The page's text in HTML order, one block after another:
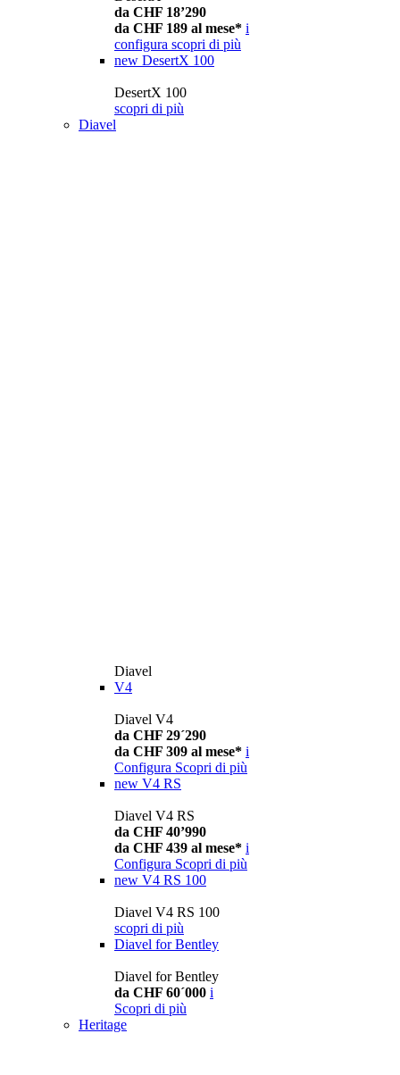
da CHF 18’290
da CHF 189 al mese* i
configura scopri di più
new DesertX 100
DesertX 100
scopri di più
Diavel
Diavel
V4
Diavel V4
da CHF 29´290
da CHF 309 al mese* i
Configura Scopri di più
new V4 RS
Diavel V4 RS
da CHF 40’990
da CHF 439 al mese* i
Configura Scopri di più
new V4 RS 100
Diavel V4 RS 100
scopri di più
Diavel for Bentley
Diavel for Bentley
da CHF 60´000 i
Scopri di più
Heritage